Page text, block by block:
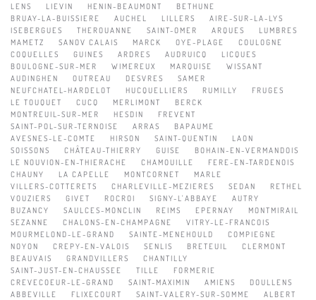
LENS
LIEVIN HENIN-BEAUMONT
BETHUNE
BRUAY-LA-BUISSIERE
AUCHEL LILLERS
AIRE-SUR-LA-LYS
ISEBERGUES
THEROUANNE SAINT-OMER ARQUES
LUMBRES
MAMETZ
SANOV CALAIS MARCK OYE-PLAGE
COULOGNE
COQUELLES
GUINES ARDRES AUDRUICQ
LICQUES
BOULOGNE-SUR-MER
WIMEREUX MARQUISE
WISSANT
AUDINGHEN
OUTREAU DESVRES
SAMER
NEUFCHATEL-HARDELOT
HUCQUELLIERS RUMILLY
FRUGES
LE TOUQUET
CUCQ MERLIMONT
BERCK
MONTREUIL-SUR-MER
HESDIN
FREVENT
SAINT-POL-SUR-TERNOISE
ARRAS
BAPAUME
AVESNES-LE-COMTE
HIRSON SAINT-QUENTIN
LAON
SOISSONS
CHÂTEAU-THIERRY GUISE
BOHAIN-EN-VERMANDOIS
LE NOUVION-EN-THIERACHE
CHAMOUILLE
FERE-EN-TARDENOIS
CHAUNY
LA CAPELLE MONTCORNET
MARLE
VILLERS-COTTERETS
CHARLEVILLE-MEZIERES SEDAN
RETHEL
VOUZIERS
GIVET ROCROI SIGNY-L'ABBAYE
AUTRY
BUZANCY
SAULCES-MONCLIN REIMS EPERNAY
MONTMIRAIL
SEZANNE
CHALONS-EN-CHAMPAGNE
VITRY-LE-FRANCOIS
MOURMELOND-LE-GRAND
SAINTE-MENEHOULD
COMPIEGNE
NOYON
CREPY-EN-VALOIS SENLIS BRETEUIL
CLERMONT
BEAUVAIS
GRANDVILLERS
CHANTILLY
SAINT-JUST-EN-CHAUSSEE
TILLE
FORMERIE
CREVECOEUR-LE-GRAND
SAINT-MAXIMIN AMIENS
DOULLENS
ABBEVILLE
FLIXECOURT SAINT-VALERY-SUR-SOMME
ALBERT